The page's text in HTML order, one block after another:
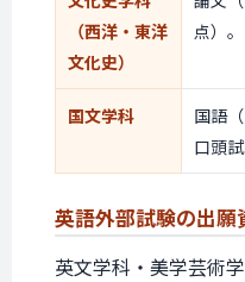
（西洋・東洋
文化史）
点）
国文学科
国語
口頭
英語外部試験の出願
英文学科・美学芸術